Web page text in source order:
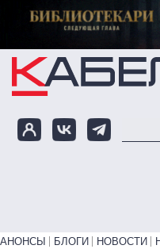
Перейти к основному
Primary links bottom
АНОНСЫ БЛОГИ НОВОСТИ